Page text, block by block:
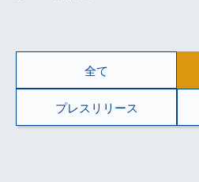
全て
プレスリリース